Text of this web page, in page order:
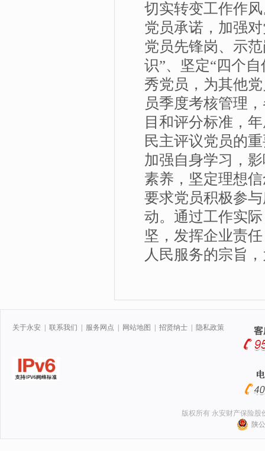
切实转变工作作
党员承诺，加强
党员先锋岗、示
识”、坚定“四个
秀党员，为其他
员季度考核管理
目和评分标准，
民主评议党员的
加强自身学习，
素养，坚定理想
要求党员积极参
动。通过工作实
坚，发挥企业责
人民服务的宗旨
关于永安 联系我们 服务网点 网站地图 招贤纳士 隐私政策
版权所有 永安财产保险股
陕